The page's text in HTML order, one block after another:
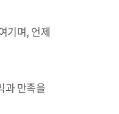
기며, 언제
과 만족을